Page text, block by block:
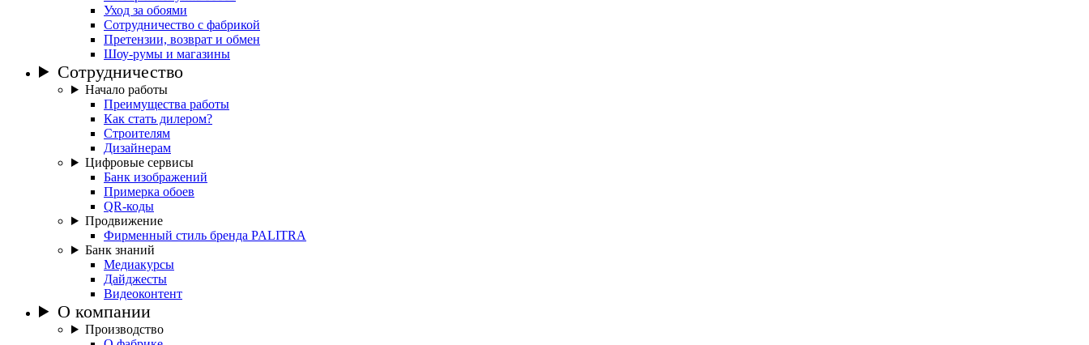
Уход за обоями
Сотрудничество с фабрикой
Претензии, возврат и обмен
Шоу-румы и магазины
Сотрудничество
Начало работы
Преимущества работы
Как стать дилером?
Строителям
Дизайнерам
Цифровые сервисы
Банк изображений
Примерка обоев
QR-коды
Продвижение
Фирменный стиль бренда PALITRA
Банк знаний
Медиакурсы
Дайджесты
Видеоконтент
О компании
Производство